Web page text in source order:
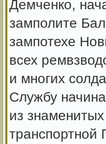
Демченко,
замполите
зампотехе
всех
и многих
Службу
из
транспортной